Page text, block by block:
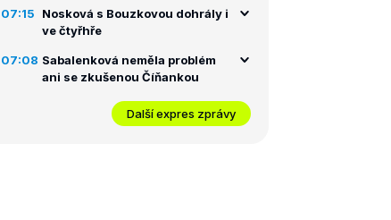
07:15
Nosková s Bouzkovou dohrály i
ve čtyřhře
07:08 Sabalenková neměla problém
ani se zkušenou Číňankou
Další expres zprávy